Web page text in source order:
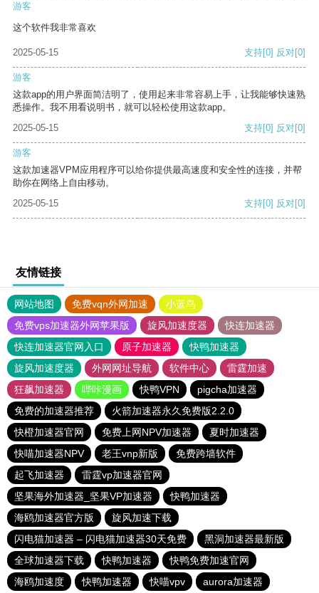
游客
这个软件我非常喜欢
2025-05-15 支持[0] 反对[0]
游客
这款app的用户界面简洁明了，使用起来非常容易上手，让我能够快速熟
悉操作。我不用看说明书，就可以轻松使用这款app。
2025-05-15
支持[0] 反对[0]
游客
这款加速器VPM应用程序可以给你提供最高速度和安全性的连接，并帮
助你在网络上自由移动。
2025-05-15
支持[0] 反对[0]
友情链接
网站地图 免费vqn外网加速
小蓝鸟
免费vps加速器外网苹果版
旋风加速度器
快连加速器
快连加速器官网入口
原子加速器
快鸭加速器
旋风加速度器
外网网址导航 软件中心
雷霆加速
狂飙加速器
哔咔漫画 快鸭VPN
pigcha加速器
免费的加速器推荐
火箭加速器永久免费版2.2.0
快橙加速器官网
免费上网NPV加速器
夏时加速器
快喵加速器NPV
老王vnp新版
免费跨墙软件
起飞加速器
雷霆vp加速器官网
坚果海外加速器_坚果VP加速器
快鸭加速器
海鸥加速器官方版
旋风加速下载
闪电猫加速器 – 闪电猫加速器30天免费
黑洞加速器最新版
全球加速器下载
快鸭加速器
快鸭免费加速官网
海鸥加速度
快鸭加速器 快喵vpv aurora加速器